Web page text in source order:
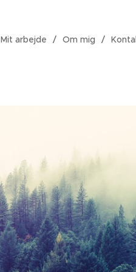
Mit arbejde Om mig